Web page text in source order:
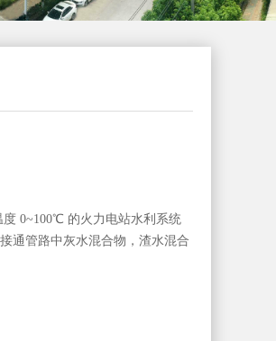
度 0~100℃ 的火力电站水利系统
通管路中灰水混合物，渣水混合